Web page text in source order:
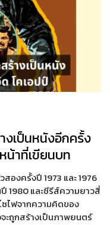
งเป็นหนังอีกครั้ง
น้าที่เขียนบท
องครั้งปี 1973 และ 1976
1980 และซีรีส์ความยาวสี่
ซไฟจากความคิดของ
ะถูกสร้างเป็นภาพยนตร์